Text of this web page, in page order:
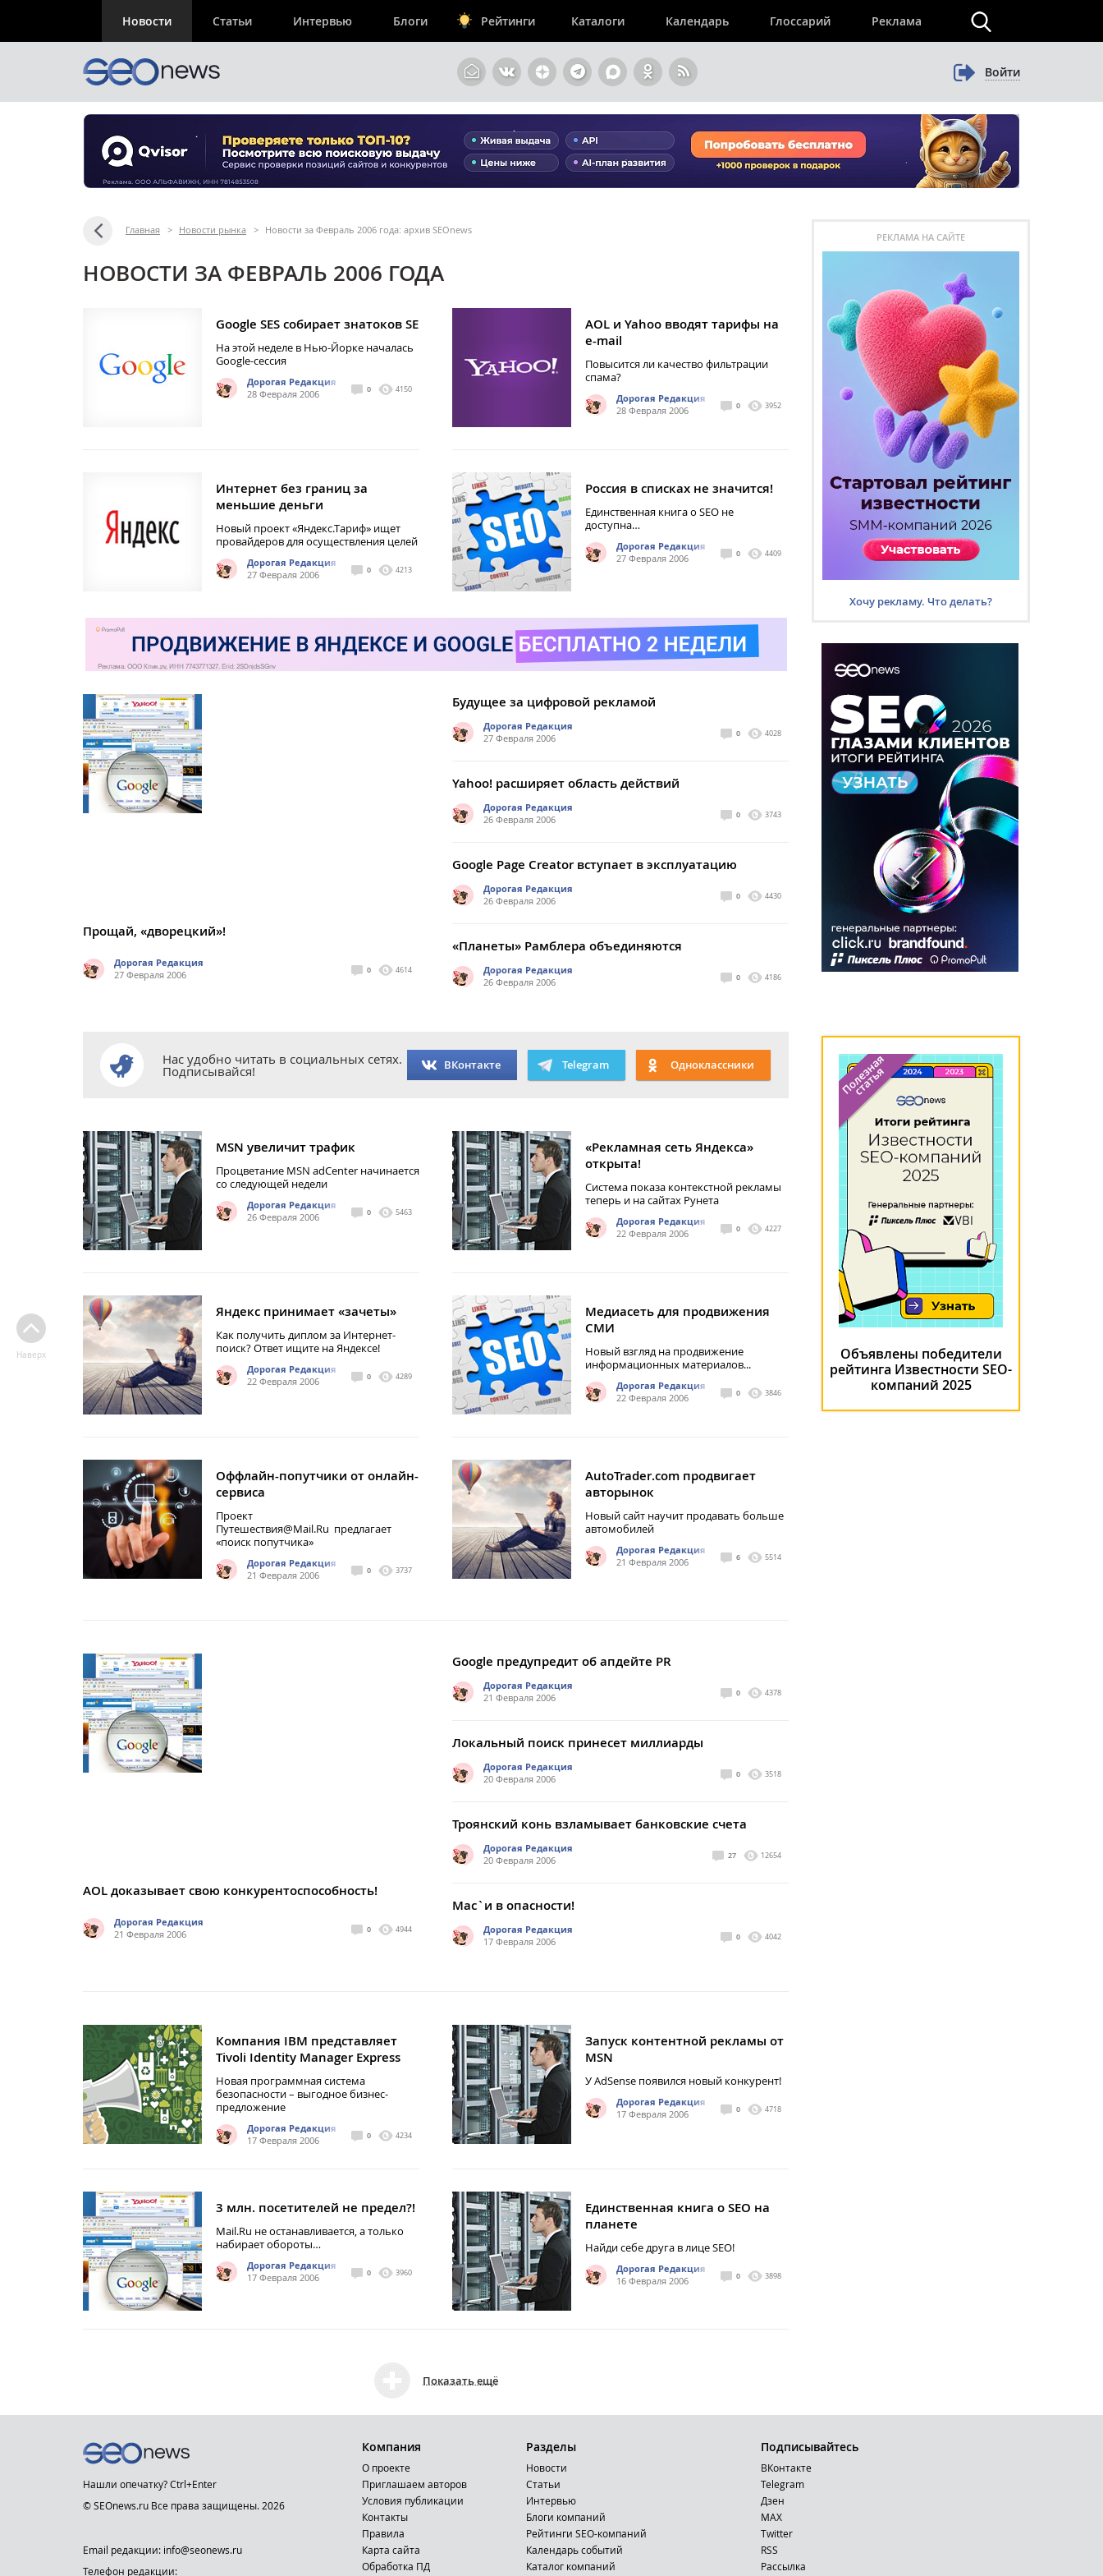
Новости Статьи Интервью Блоги Рейтинги Каталоги Календарь Глоссарий Реклама
Войти
Главная > Новости рынка > Новости за Февраль 2006 года: архив SEOnews
НОВОСТИ ЗА ФЕВРАЛЬ 2006 ГОДА
Google SES собирает знатоков SE
На этой неделе в Нью-Йорке началась
Google-сессия
Дорогая Редакция
28 Февраля 2006
0 4150
AOL и Yahoo вводят тарифы на
e-mail
Повысится ли качество фильтрации
спама?
Дорогая Редакция
28 Февраля 2006
0 3952
Интернет без границ за
меньшие деньги
Новый проект «Яндекс.Тариф» ищет
провайдеров для осуществления целей
Дорогая Редакция
27 Февраля 2006
0 4213
Россия в списках не значится!
Единственная книга о SEO не
доступна…
Дорогая Редакция
27 Февраля 2006
0 4409
Прощай, «дворецкий»!
Дорогая Редакция
27 Февраля 2006
0 4614
Будущее за цифровой рекламой
Дорогая Редакция
27 Февраля 2006
0 4028
Yahoo! расширяет область действий
Дорогая Редакция
26 Февраля 2006
0 3743
Google Page Creator вступает в эксплуатацию
Дорогая Редакция
26 Февраля 2006
0 4430
«Планеты» Рамблера объединяются
Дорогая Редакция
26 Февраля 2006
0 4186
Нас удобно читать в социальных сетях.
Подписывайся! ВКонтакте Telegram Одноклассники
MSN увеличит трафик
Процветание MSN adCenter начинается
со следующей недели
Дорогая Редакция
26 Февраля 2006
0 5463
«Рекламная сеть Яндекса»
открыта!
Система показа контекстной рекламы
теперь и на сайтах Рунета
Дорогая Редакция
22 Февраля 2006
0 4227
Яндекс принимает «зачеты»
Как получить диплом за Интернет-
поиск? Ответ ищите на Яндексе!
Дорогая Редакция
22 Февраля 2006
0 4289
Медиасеть для продвижения
СМИ
Новый взгляд на продвижение
информационных материалов...
Дорогая Редакция
22 Февраля 2006
0 3846
Оффлайн-попутчики от онлайн-
сервиса
Проект
Путешествия@Mail.Ru предлагает
«поиск попутчика»
Дорогая Редакция
21 Февраля 2006
0 3737
AutoTrader.com продвигает
авторынок
Новый сайт научит продавать больше
автомобилей
Дорогая Редакция
21 Февраля 2006
6 5514
AOL доказывает свою конкурентоспособность!
Дорогая Редакция
21 Февраля 2006
0 4944
Google предупредит об апдейте PR
Дорогая Редакция
21 Февраля 2006
0 4378
Локальный поиск принесет миллиарды
Дорогая Редакция
20 Февраля 2006
0 3518
Троянский конь взламывает банковские счета
Дорогая Редакция
20 Февраля 2006
27 12654
Mac`и в опасности!
Дорогая Редакция
17 Февраля 2006
0 4042
Компания IBM представляет
Tivoli Identity Manager Express
Новая программная система
безопасности – выгодное бизнес-
предложение
Дорогая Редакция
17 Февраля 2006
0 4234
Запуск контентной рекламы от
MSN
У AdSense появился новый конкурент!
Дорогая Редакция
17 Февраля 2006
0 4718
3 млн. посетителей не предел?!
Mail.Ru не останавливается, а только
набирает обороты…
Дорогая Редакция
17 Февраля 2006
0 3960
Единственная книга о SEO на
планете
Найди себе друга в лице SEO!
Дорогая Редакция
16 Февраля 2006
0 3898
Показать ещё
Наверх
РЕКЛАМА НА САЙТЕ
Хочу рекламу. Что делать?
Объявлены победители
рейтинга Известности SEO-
компаний 2025
Нашли опечатку? Ctrl+Enter
© SEOnews.ru Все права защищены. 2026
Email редакции: info@seonews.ru
Телефон редакции:
Компания
О проекте
Приглашаем авторов
Условия публикации
Контакты
Правила
Карта сайта
Обработка ПД
Разделы
Новости
Статьи
Интервью
Блоги компаний
Рейтинги SEO-компаний
Календарь событий
Каталог компаний
Подписывайтесь
ВКонтакте
Telegram
Дзен
MAX
Тwitter
RSS
Рассылка